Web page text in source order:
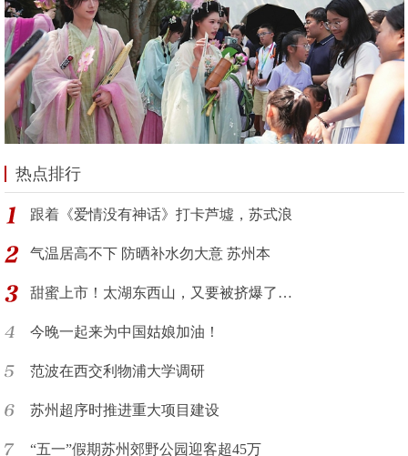
热点排行
跟着《爱情没有神话》打卡芦墟，苏式浪
气温居高不下 防晒补水勿大意 苏州本
甜蜜上市！太湖东西山，又要被挤爆了…
今晚一起来为中国姑娘加油！
范波在西交利物浦大学调研
苏州超序时推进重大项目建设
“五一”假期苏州郊野公园迎客超45万